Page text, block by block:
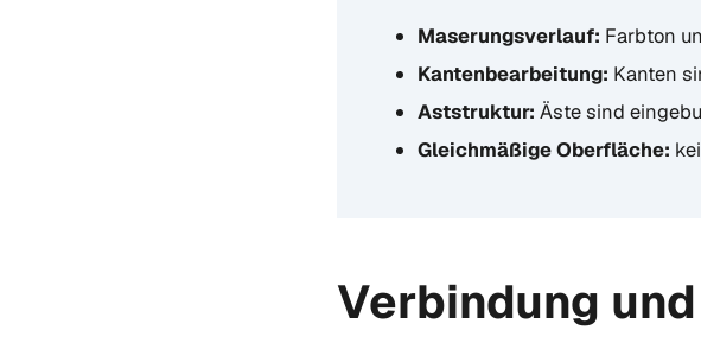
Maserungsverlauf: Farbton
Kantenbearbeitung: Kanten
Aststruktur: Äste sind
Gleichmäßige Oberfläche:
Verbindung